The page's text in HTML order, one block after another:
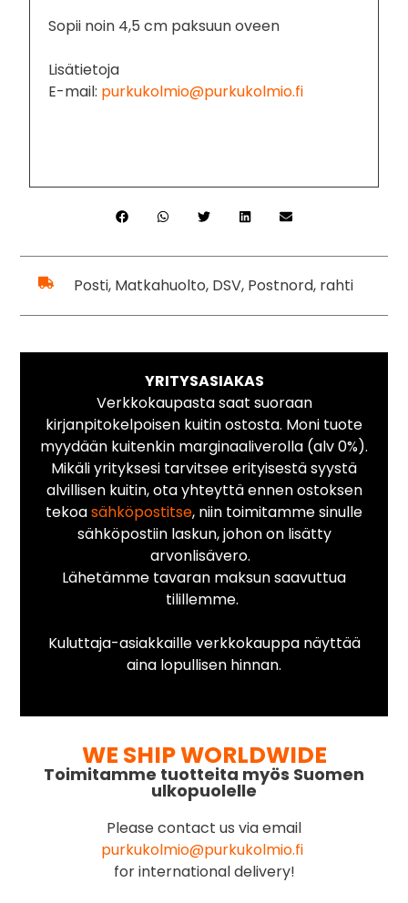
Sopii noin 4,5 cm paksuun oveen
Lisätietoja
E-mail: purkukolmio@purkukolmio.fi
Posti, Matkahuolto, DSV, Postnord, rahti
YRITYSASIAKAS
Verkkokaupasta saat suoraan
kirjanpitokelpoisen kuitin ostosta. Moni tuote
myydään kuitenkin marginaaliverolla (alv 0%).
Mikäli yrityksesi tarvitsee erityisestä syystä
alvillisen kuitin, ota yhteyttä ennen ostoksen
tekoasähköpostitse, niin toimitamme sinulle
sähköpostiin laskun, johon on lisätty
arvonlisävero.
Lähetämme tavaran maksun saavuttua
tilillemme.
Kuluttaja-asiakkaille verkkokauppa näyttää
aina lopullisen hinnan.
WE SHIP WORLDWIDE
Toimitamme tuotteita myös Suomen
ulkopuolelle
Please contact us via email
purkukolmio@purkukolmio.fi
for international delivery!